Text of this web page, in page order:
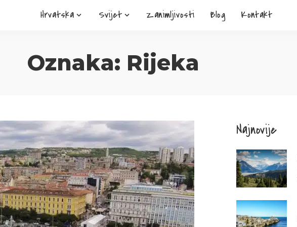
Hrvatska Svijet Zanimljivosti Blog Kontakt
Oznaka: Rijeka
Najnovije